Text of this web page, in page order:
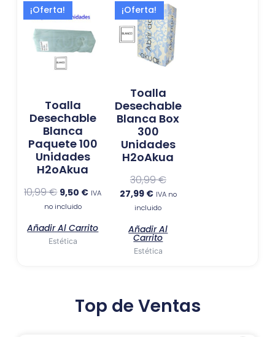
¡Oferta!
Toalla
Desechable
Blanca
Paquete 100
Unidades
H2oAkua
10,99€
El
precio
original
10,99 €.
9,50 €
precio
actual
es:
IVA
no incluido
Añadir Al Carrito
Estética
¡Oferta!
Toalla
Desechable
Blanca Box
300
Unidades
H2oAkua
30,99€
El
precio
original
era:
30,99 €.
27,99 €
El
precio
actual
es:
27,99 €.
IVA no
incluido
Añadir Al
Carrito
Estética
Top de Ventas